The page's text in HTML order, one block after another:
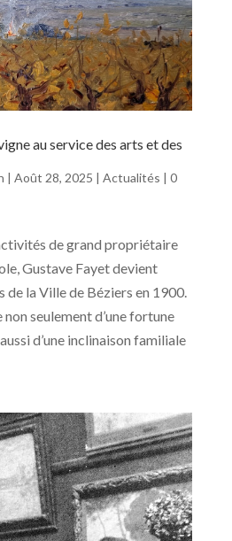
au service des arts et des
| Août 28, 2025 | Actualités | 0
de grand propriétaire
Gustave Fayet devient
de la Ville de Béziers en 1900.
seulement d’une fortune
d’une inclinaison familiale